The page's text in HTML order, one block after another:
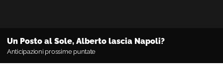
Un Posto al Sole, Alberto lascia Napoli?
Anticipazioni prossime puntate